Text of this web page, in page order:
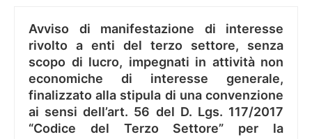
Avviso di manifestazione di interesse
rivolto a enti del terzo settore, senza
scopo di lucro, impegnati in attività non
economiche di interesse generale,
finalizzato alla stipula di una convenzione
ai sensi dell’art. 56 del D. Lgs. 117/2017
“Codice del Terzo Settore” per la